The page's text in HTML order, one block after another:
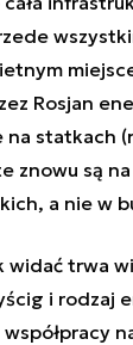
Rosjan
statkach
znowu są
a nie w
widać trwa
i rodzaj